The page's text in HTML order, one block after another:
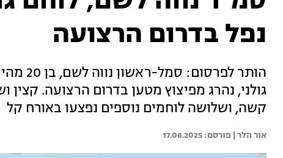
נפל בדרום הרצועה
גולני, נהרג מפיצוץ מטען בדרום הרצועה.
קשה, ושלושה לוחמים נוספים נפצעו באורח קל
אור הלר | 17.06.2025